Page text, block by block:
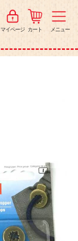
マイページ カート メニュー